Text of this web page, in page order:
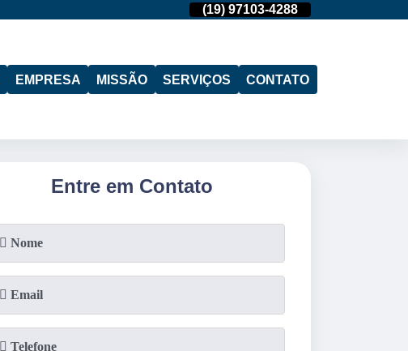
(19) 97103-4288
EMPRESA MISSÃO SERVIÇOS CONTATO
Entre em Contato